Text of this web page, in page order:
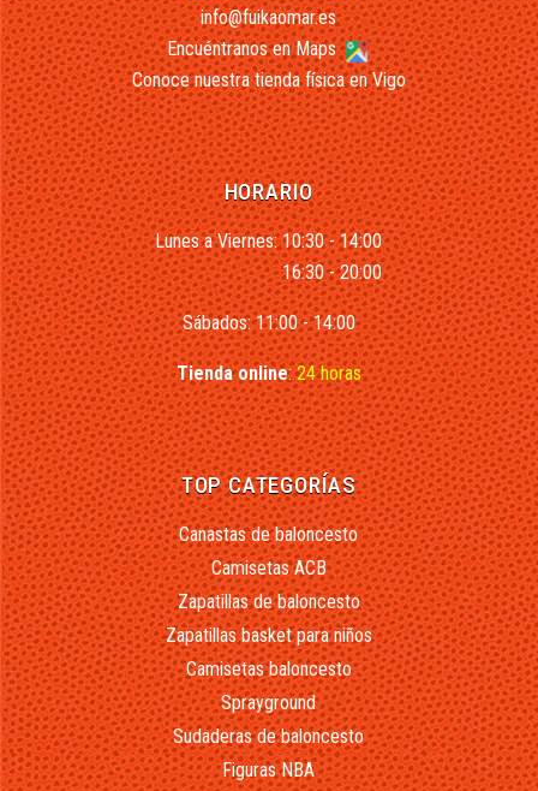
info@fuikaomar.es
Encuéntranos en Maps
Conoce nuestra tienda física en Vigo
HORARIO
Lunes a Viernes: 10:30 - 14:00
16:30 - 20:00
Sábados: 11:00 - 14:00
Tienda online:24 horas
TOP CATEGORÍAS
Canastas de baloncesto
Camisetas ACB
Zapatillas de baloncesto
Zapatillas basket para niños
Camisetas baloncesto
Sprayground
Sudaderas de baloncesto
Figuras NBA